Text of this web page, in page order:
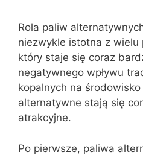
Rola paliw
niezwykle istotna z wielu
który staje się coraz
negatywnego wpływu
kopalnych na
alternatywne stają się
atrakcyjne.
Po pierwsze, paliwa